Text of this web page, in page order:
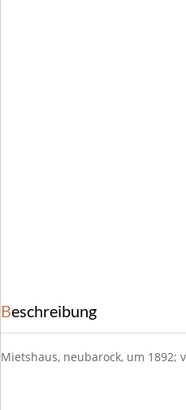
Beschreibung
Mietshaus, neubarock, um 1892;